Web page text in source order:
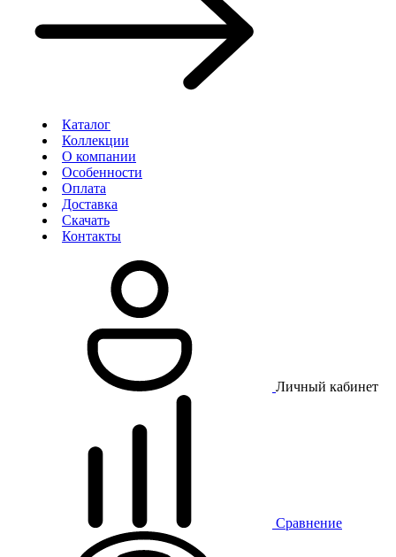
Каталог
Коллекции
О компании
Особенности
Оплата
Доставка
Скачать
Контакты
Личный кабинет
Сравнение